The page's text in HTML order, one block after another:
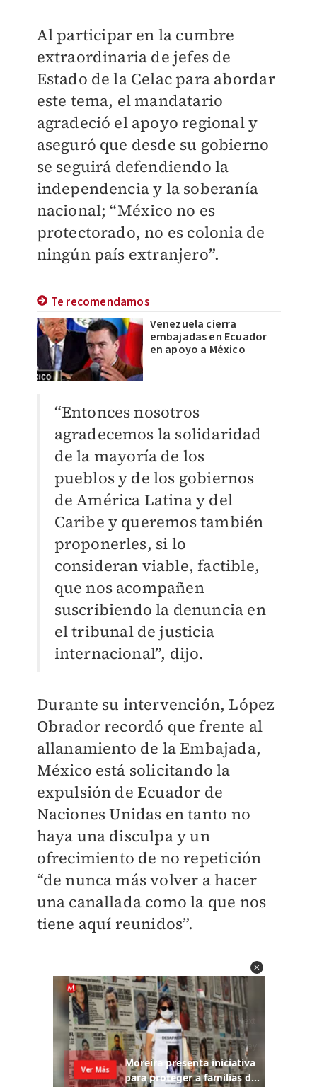
Al participar en la cumbre
extraordinaria de jefes de
Estado de la Celac para abordar
este tema, el mandatario
agradeció el apoyo regional y
aseguró que desde su gobierno
se seguirá defendiendo la
independencia y la soberanía
nacional; “México no es
protectorado, no es colonia de
ningún país extranjero”.
Te recomendamos
Venezuela cierra
embajadas en Ecuador
en apoyo a México
“Entonces nosotros
agradecemos la solidaridad
de la mayoría de los
pueblos y de los gobiernos
de América Latina y del
Caribe y queremos también
proponerles, si lo
consideran viable, factible,
que nos acompañen
suscribiendo la denuncia en
el tribunal de justicia
internacional”, dijo.
Durante su intervención, López
Obrador recordó que frente al
allanamiento de la Embajada,
México está solicitando la
expulsión de Ecuador de
Naciones Unidas en tanto no
haya una disculpa y un
ofrecimiento de no repetición
“de nunca más volver a hacer
una canallada como la que nos
tiene aquí reunidos”.